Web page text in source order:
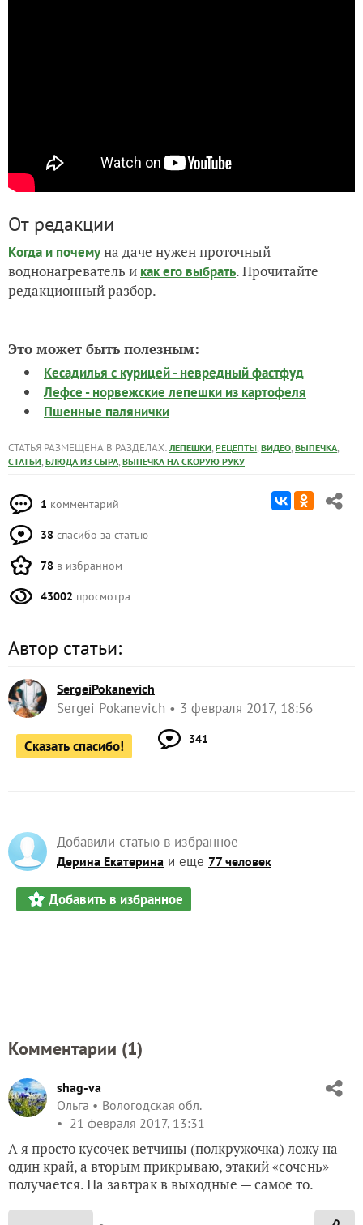
От редакции
Когда и почемуна даче нужен проточный
воднонагреватель и как его выбрать. Прочитайте
редакционный разбор.
Это может быть полезным:
Кесадилья с курицей - невредный фастфуд
Лефсе - норвежские лепешки из картофеля
Пшенные палянички
СТАТЬЯ РАЗМЕЩЕНА В РАЗДЕЛАХ: ЛЕПЕШКИ, РЕЦЕПТЫ, ВИДЕО, ВЫПЕЧКА,
СТАТЬИ, БЛЮДА ИЗ СЫРА, ВЫПЕЧКА НА СКОРУЮ РУКУ
1 комментарий
38 спасибо за статью
78 в избранном
43002 просмотра
Автор статьи:
SergeiPokanevich
Sergei Pokanevich 3 февраля 2017, 18:56
Сказать спасибо! 341
Добавили статью в избранное
Дерина Екатерина и еще 77 человек
Добавить в избранное
Комментарии (1)
shag-va
Ольга
Вологодская обл.
21 февраля 2017, 13:31
А я просто кусочек ветчины (полкружочка) ложу на
один край, а вторым прикрываю, этакий «сочень»
получается. На завтрак в выходные — самое то.